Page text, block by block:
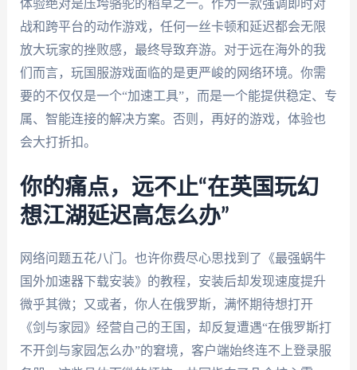
体验绝对是压垮骆驼的稻草之一。作为一款强调即时对
战和跨平台的动作游戏，任何一丝卡顿和延迟都会无限
放大玩家的挫败感，最终导致弃游。对于远在海外的我
们而言，玩国服游戏面临的是更严峻的网络环境。你需
要的不仅仅是一个“加速工具”，而是一个能提供稳定、专
属、智能连接的解决方案。否则，再好的游戏，体验也
会大打折扣。
你的痛点，远不止“在英国玩幻
想江湖延迟高怎么办”
网络问题五花八门。也许你费尽心思找到了《最强蜗牛
国外加速器下载安装》的教程，安装后却发现速度提升
微乎其微；又或者，你人在俄罗斯，满怀期待想打开
《剑与家园》经营自己的王国，却反复遭遇“在俄罗斯打
不开剑与家园怎么办”的窘境，客户端始终连不上登录服